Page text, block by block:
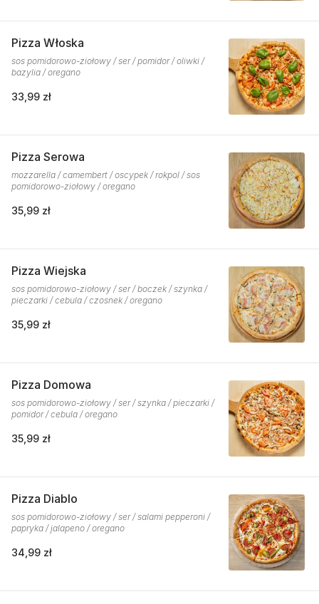
Pizza Włoska
sos pomidorowo-ziołowy / ser / pomidor / oliwki /
bazylia / oregano
33,99 zł
Pizza Serowa
mozzarella / camembert / oscypek / rokpol / sos
pomidorowo-ziołowy / oregano
35,99 zł
Pizza Wiejska
sos pomidorowo-ziołowy / ser / boczek / szynka /
pieczarki / cebula / czosnek / oregano
35,99 zł
Pizza Domowa
sos pomidorowo-ziołowy / ser / szynka / pieczarki /
pomidor / cebula / oregano
35,99 zł
Pizza Diablo
sos pomidorowo-ziołowy / ser / salami pepperoni /
papryka / jalapeno / oregano
34,99 zł